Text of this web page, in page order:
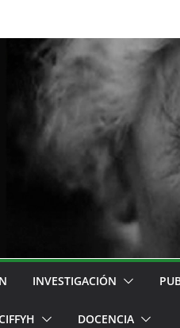
INVESTIGACIÓN
DOCENCIA